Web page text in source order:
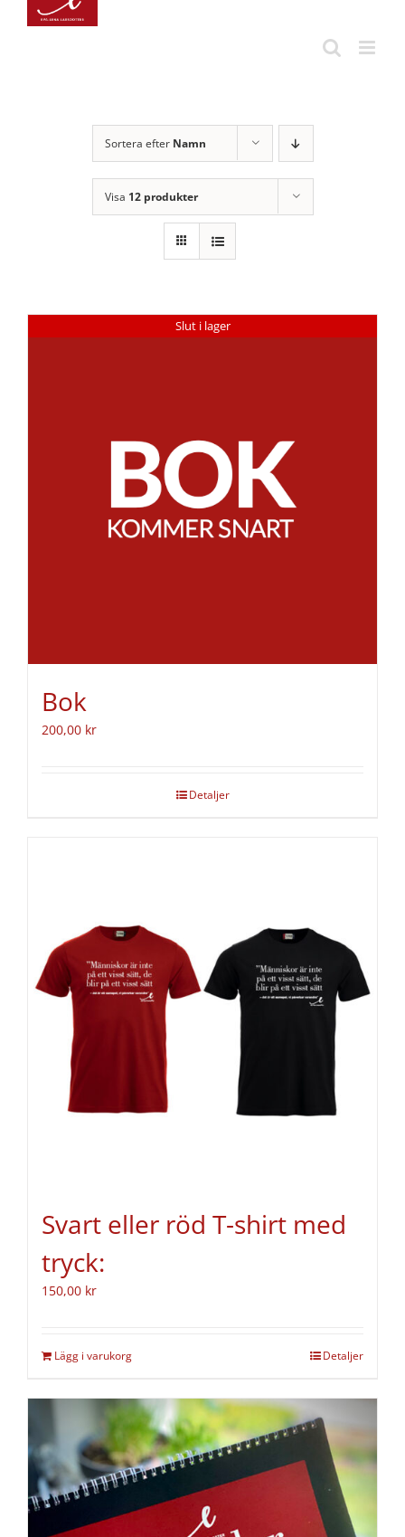
Fortsätt
Sortera efter Namn
Visa 12 produkter
Slut i lager
Bok
200,00 kr
Detaljer
Svart eller röd T-shirt med
tryck:
150,00 kr
Lägg i varukorg Detaljer